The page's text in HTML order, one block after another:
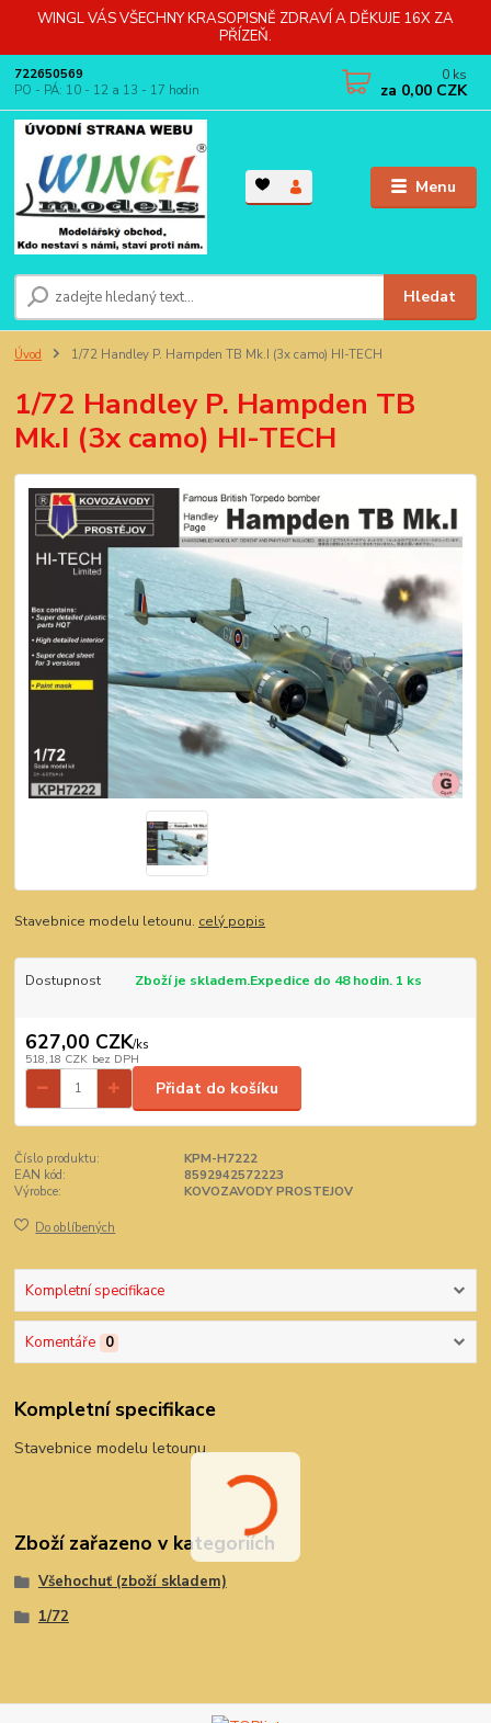
WINGL VÁS VŠECHNY KRASOPISNĚ ZDRAVÍ A DĚKUJE 16X ZA
PŘÍZEŇ.
Menu
Hledat
722650569
PO - PÁ: 10 - 12 a 13 - 17 hodin
0 ks
za 0,00 CZK
Úvod 1/72 Handley P. Hampden TB Mk.I (3x camo) HI-TECH
1/72 Handley P. Hampden TB
Mk.I (3x camo) HI-TECH
Stavebnice modelu letounu. celý popis
Dostupnost Zboží je skladem.Expedice do 48 hodin. 1 ks
627,00 CZK/ks
518,18 CZK bez DPH
Přidat do košíku
Číslo produktu:
KPM-H7222
EAN kód:
8592942572223
Výrobce:
KOVOZAVODY PROSTEJOV
Do oblíbených
Kompletní specifikace
Komentáře 0
Kompletní specifikace
Stavebnice modelu letounu.
Zboží zařazeno v kategoriích
Všehochuť (zboží skladem)
1/72